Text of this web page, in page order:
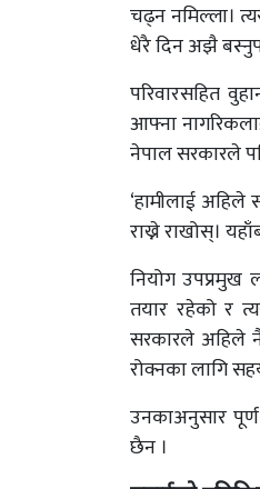
चढ्न नमिल्ला।
धेरै दिन अझै
परिवारसहित
आफ्ना
नेपाल सरकारले
‘हामीलाई
राख्ने राखोस्।
नियोग उपप्रमुख
तयार रहेको र
सरकारले अहिले नै
रोक्नका लागि
उनकाअनुसार
छैन ।